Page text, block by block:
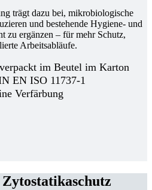
trägt dazu bei, mikrobiologische
und bestehende Hygiene- und
zu ergänzen – für mehr Schutz,
Arbeitsabläufe.
im Beutel im Karton
EN ISO 11737-1
Verfärbung